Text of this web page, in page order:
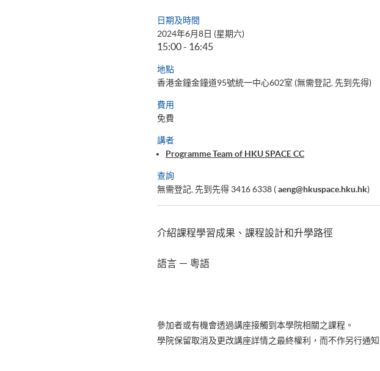
日期及時間
2024年6月8日 (星期六)
15:00 - 16:45
地點
香港金鐘金鐘道95號統一中心602室 (無需登記, 先到先得)
費用
免費
講者
Programme Team of HKU SPACE CC
查詢
無需登記, 先到先得 3416 6338 (aeng@hkuspace.hku.hk)
介紹課程學習成果、課程設計和升學路徑
語言 － 粵語
參加者或有機會透過講座接觸到本學院相關之課程。
學院保留取消及更改講座詳情之最終權利，而不作另行通知